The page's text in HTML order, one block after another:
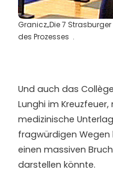
Granicz„Die 7
des Prozesses .
Und auch das
Lunghi im
medizinische
fragwürdigen
einen massiven
darstellen könnte.